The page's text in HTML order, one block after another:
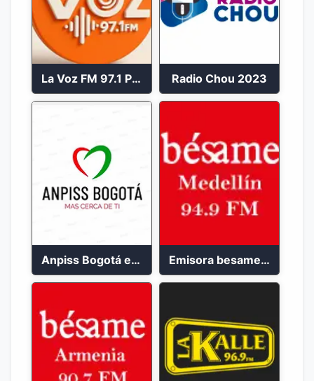
La Voz FM 97.1 Popayán en Vivo Radio Chou 2023
Anpiss Bogotá emisora 2023 Emisora besame medellín 2023